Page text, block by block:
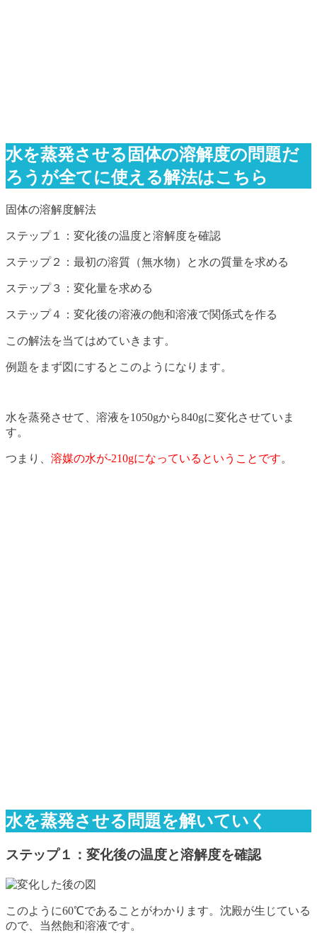
水を蒸発させる固体の溶解度の問題だ
ろうが全てに使える解法はこちら
固体の溶解度解法
ステップ１：変化後の温度と溶解度を確認
ステップ２：最初の溶質（無水物）と水の質量を求める
ステップ３：変化量を求める
ステップ４：変化後の溶液の飽和溶液で関係式を作る
この解法を当てはめていきます。
例題をまず図にするとこのようになります。
水を蒸発させて、溶液を1050gから840gに変化させていま
す。
つまり、 溶媒の水が-210gになっているということです。
水を蒸発させる問題を解いていく
ステップ１：変化後の温度と溶解度を確認
このように60℃であることがわかります。沈殿が生じている
ので、当然飽和溶液です。